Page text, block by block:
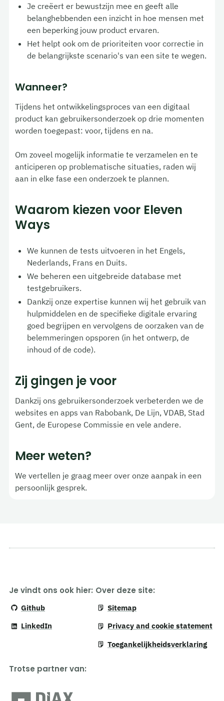
Je creëert er bewustzijn mee en geeft alle
belanghebbenden een inzicht in hoe mensen met
een beperking jouw product ervaren.
Het helpt ook om de prioriteiten voor correctie in
de belangrijkste scenario's van een site te wegen.
Wanneer?
Tijdens het ontwikkelingsproces van een digitaal
product kan gebruikersonderzoek op drie momenten
worden toegepast: voor, tijdens en na.
Om zoveel mogelijk informatie te verzamelen en te
anticiperen op problematische situaties, raden wij
aan in elke fase een onderzoek te plannen.
Waarom kiezen voor Eleven
Ways
We kunnen de tests uitvoeren in het Engels,
Nederlands, Frans en Duits.
We beheren een uitgebreide database met
testgebruikers.
Dankzij onze expertise kunnen wij het gebruik van
hulpmiddelen en de specifieke digitale ervaring
goed begrijpen en vervolgens de oorzaken van de
belemmeringen opsporen (in het ontwerp, de
inhoud of de code).
Zij gingen je voor
Dankzij ons gebruikersonderzoek verbeterden we de
websites en apps van Rabobank, De Lijn, VDAB, Stad
Gent, de Europese Commissie en vele andere.
Meer weten?
We vertellen je graag meer over onze aanpak in een
persoonlijk gesprek.
Je vindt ons ook hier:
Github
LinkedIn
Over deze site:
Sitemap
Privacy and cookie statement
Toegankelijkheidsverklaring
Trotse partner van: